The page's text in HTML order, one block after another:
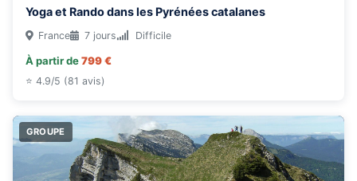
Yoga et Rando dans les Pyrénées catalanes
France 7 jours Difficile
À partir de799 €
⭐ 4.9/5 (81 avis)
GROUPE